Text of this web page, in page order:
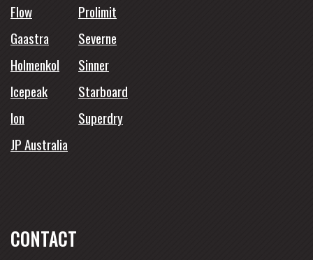
Flow
Prolimit
Gaastra
Severne
Holmenkol
Sinner
Icepeak
Starboard
Ion
Superdry
JP Australia
CONTACT